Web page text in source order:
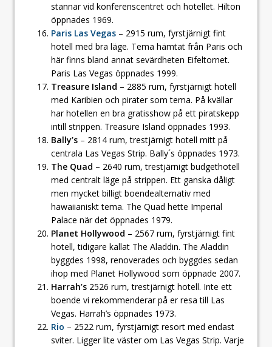
stannar vid konferenscentret och hotellet. Hilton
öppnades 1969.
Paris Las Vegas – 2915 rum, fyrstjärnigt fint
hotell med bra läge. Tema hämtat från Paris och
här finns bland annat sevärdheten Eifeltornet.
Paris Las Vegas öppnades 1999.
Treasure Island – 2885 rum, fyrstjärnigt hotell
med Karibien och pirater som tema. På kvällar
har hotellen en bra gratisshow på ett piratskepp
intill strippen. Treasure Island öppnades 1993.
Bally’s – 2814 rum, trestjärnigt hotell mitt på
centrala Las Vegas Strip. Bally´s öppnades 1973.
The Quad – 2640 rum, trestjärnigt budgethotell
med centralt läge på strippen. Ett ganska dåligt
men mycket billigt boendealternativ med
hawaiianiskt tema. The Quad hette Imperial
Palace när det öppnades 1979.
Planet Hollywood – 2567 rum, fyrstjärnigt fint
hotell, tidigare kallat The Aladdin. The Aladdin
byggdes 1998, renoverades och byggdes sedan
ihop med Planet Hollywood som öppnade 2007.
Harrah’s 2526 rum, trestjärnigt hotell. Inte ett
boende vi rekommenderar på er resa till Las
Vegas. Harrah’s öppnades 1973.
Rio – 2522 rum, fyrstjärnigt resort med endast
sviter. Ligger lite väster om Las Vegas Strip. Varje